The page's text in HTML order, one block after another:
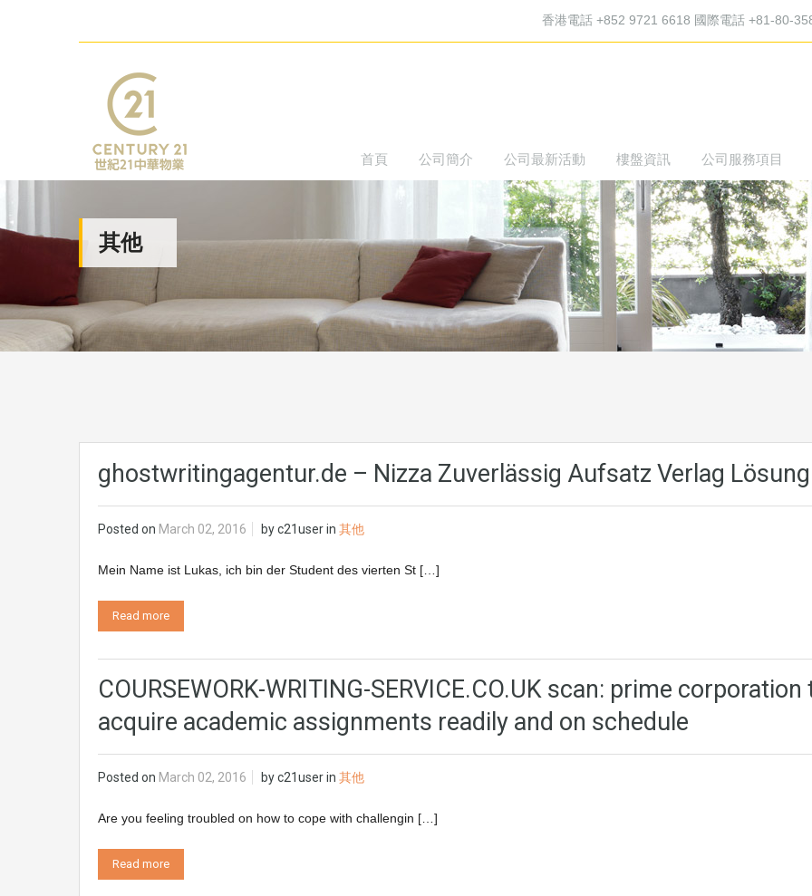
香港電話 +852 9721 6618 國際電話 +81-80-
首頁 公司簡介 公司最新活動 樓盤資訊 公司服務項目
其他
ghostwritingagentur.de – Nizza Zuverlässig Aufsatz Verlag Lösung
Posted on March 02, 2016 byc21userin 其他
Mein Name ist Lukas, ich bin der Student des vierten St […]
Read more
COURSEWORK-WRITING-SERVICE.CO.UK scan: prime corporation
acquire academic assignments readily and on schedule
Posted on March 02, 2016 byc21userin 其他
Are you feeling troubled on how to cope with challengin […]
Read more